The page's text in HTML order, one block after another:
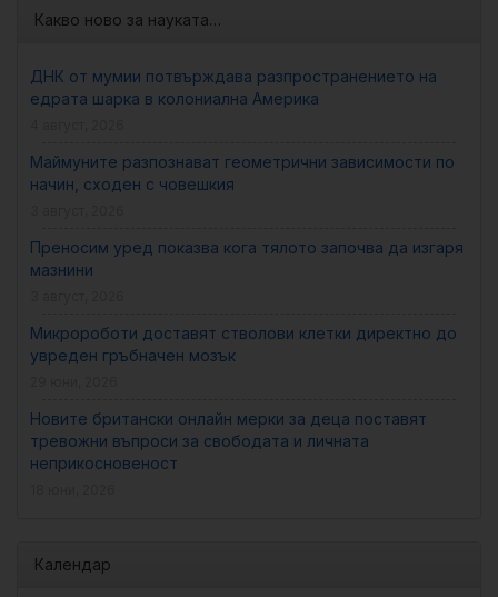
Какво ново за науката…
ДНК от мумии потвърждава разпространението на
едрата шарка в колониална Америка
Маймуните разпознават геометрични зависимости по
начин, сходен с човешкия
Преносим уред показва кога тялото започва да изгаря
мазнини
Микророботи доставят стволови клетки директно до
увреден гръбначен мозък
Новите британски онлайн мерки за деца поставят
тревожни въпроси за свободата и личната
неприкосновеност
Календар